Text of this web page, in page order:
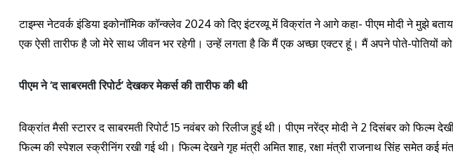
टाइम्स नेटवर्क इंडिया इकोनॉमिक कॉन्क्लेव 2024 को दिए इंटरव्यू में विक्रांत ने आगे कहा- पीएम मोदी ने मुझे
एक ऐसी तारीफ है जो मेरे साथ जीवन भर रहेगी। उन्हें लगता है कि मैं एक अच्छा एक्टर हूं। मैं अपने पोते-पोतियों
पीएम ने ‘द साबरमती रिपोर्ट’ देखकर मेकर्स की तारीफ की थी
विक्रांत मैसी स्टारर द साबरमती रिपोर्ट 15 नवंबर को रिलीज हुई थी। पीएम नरेंद्र मोदी ने 2 दिसंबर को फिल्म
फिल्म की स्पेशल स्क्रीनिंग रखी गई थी। फिल्म देखने गृह मंत्री अमित शाह, रक्षा मंत्री राजनाथ सिंह समेत कई